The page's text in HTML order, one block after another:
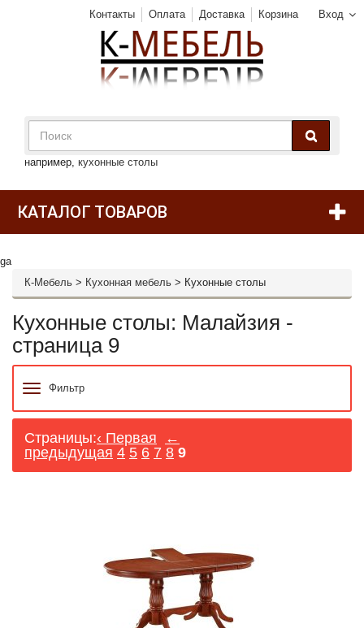
Вход
Контакты Оплата Доставка Корзина
например, кухонные столы
КАТАЛОГ ТОВАРОВ
ga
К-Мебель > Кухонная мебель > Кухонные столы
Кухонные столы: Малайзия -
страница 9
Фильтр
Страницы:‹ Первая
←
предыдущая 4 5 6 7 8 9